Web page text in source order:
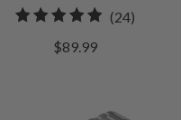
(24)24
$89.99